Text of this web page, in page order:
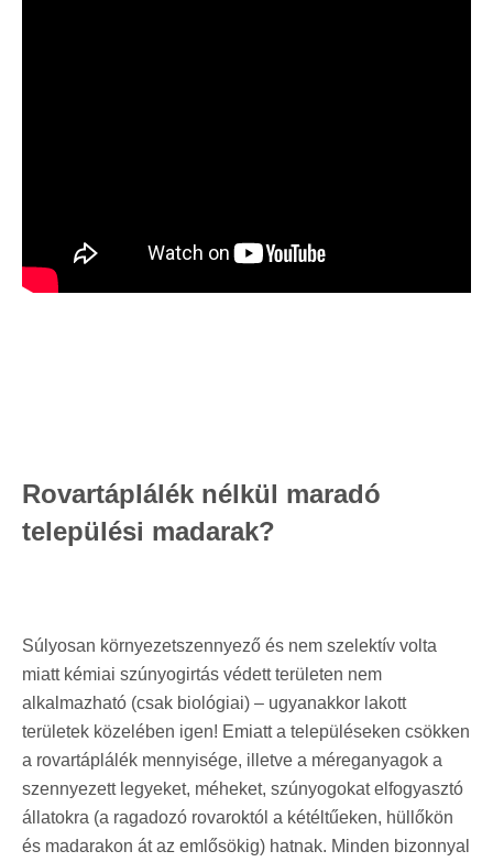
Rovartáplálék nélkül maradó
települési madarak?
Súlyosan környezetszennyező és nem szelektív volta
miatt kémiai szúnyogirtás védett területen nem
alkalmazható (csak biológiai) – ugyanakkor lakott
területek közelében igen! Emiatt a településeken csökken
a rovartáplálék mennyisége, illetve a méreganyagok a
szennyezett legyeket, méheket, szúnyogokat elfogyasztó
állatokra (a ragadozó rovaroktól a kétéltűeken, hüllőkön
és madarakon át az emlősökig) hatnak. Minden bizonnyal